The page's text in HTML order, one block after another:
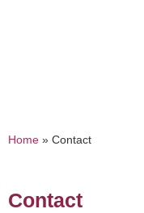
Home » Contact
Contact